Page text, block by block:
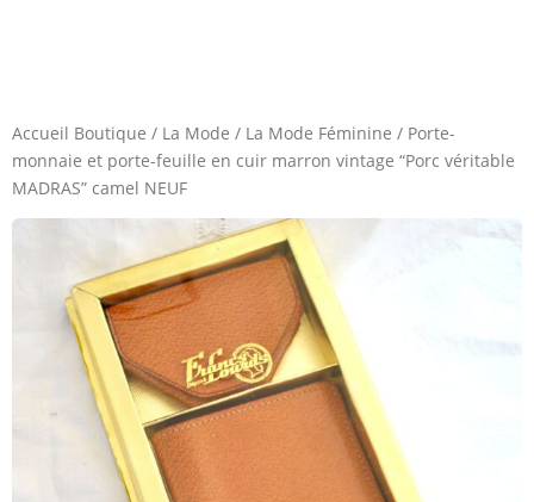
Accueil Boutique / La Mode / La Mode Féminine / Porte-
monnaie et porte-feuille en cuir marron vintage “Porc véritable
MADRAS” camel NEUF